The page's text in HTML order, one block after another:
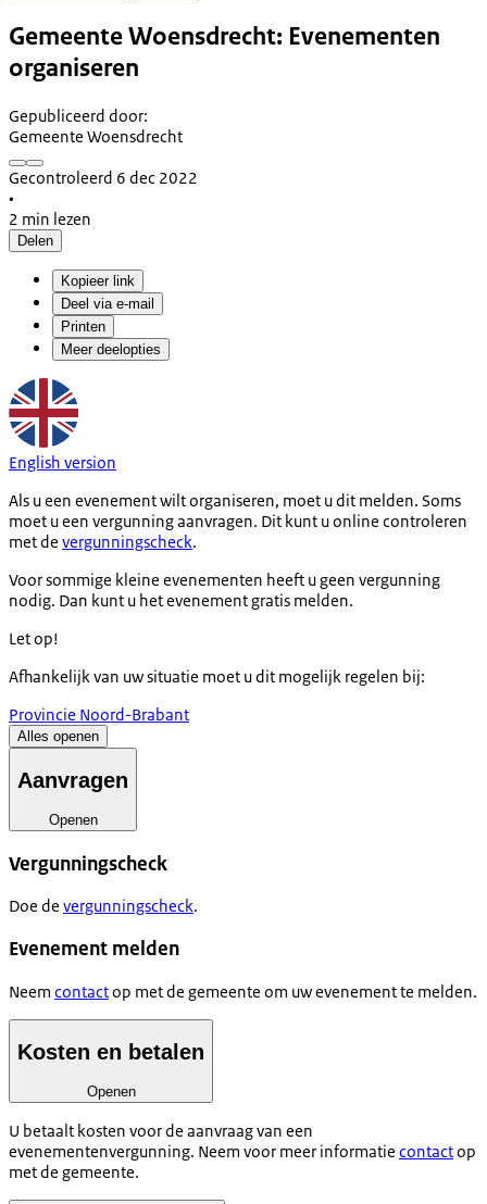
Gemeente Woensdrecht: Evenementen
organiseren
Gepubliceerd door:
Gemeente Woensdrecht
Gecontroleerd 6 dec 2022
•
2 min lezen
Delen
Kopieer link
Deel via e-mail
Printen
Meer deelopties
English version
Als u een evenement wilt organiseren, moet u dit melden. Soms
moet u een vergunning aanvragen. Dit kunt u online controleren
met de vergunningscheck.
Voor sommige kleine evenementen heeft u geen vergunning
nodig. Dan kunt u het evenement gratis melden.
Let op!
Afhankelijk van uw situatie moet u dit mogelijk regelen bij:
Provincie Noord-Brabant
Alles openen
Aanvragen
Openen
Vergunningscheck
Doe de vergunningscheck.
Evenement melden
Neem contactop met de gemeente om uw evenement te melden.
Kosten en betalen
Openen
U betaalt kosten voor de aanvraag van een
evenementenvergunning. Neem voor meer informatie contactop
met de gemeente.